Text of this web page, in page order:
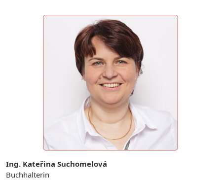
Ing. Kateřina Suchomelová
Buchhalterin